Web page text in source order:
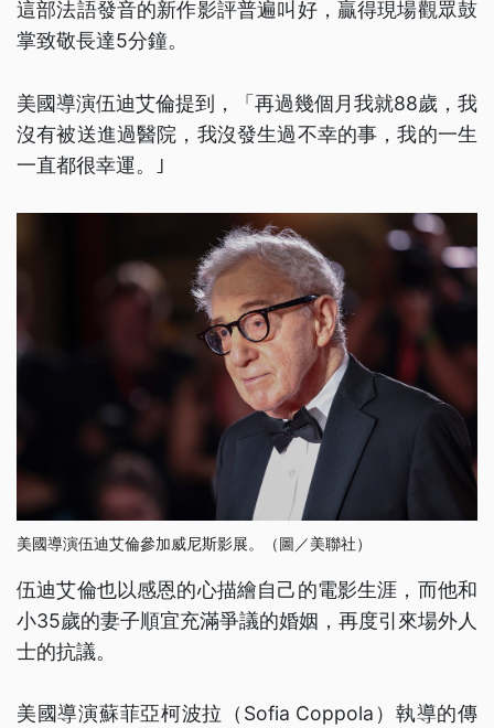
這部法語發音的新作影評普遍叫好，贏得現場觀眾鼓
掌致敬長達5分鐘。
美國導演伍迪艾倫提到，「再過幾個月我就88歲，我
沒有被送進過醫院，我沒發生過不幸的事，我的一生
一直都很幸運。｣
美國導演伍迪艾倫參加威尼斯影展。（圖／美聯社）
伍迪艾倫也以感恩的心描繪自己的電影生涯，而他和
小35歲的妻子順宜充滿爭議的婚姻，再度引來場外人
士的抗議。
美國導演蘇菲亞柯波拉（Sofia Coppola）執導的傳